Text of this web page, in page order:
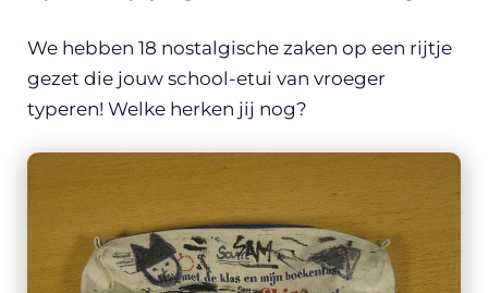
We hebben 18 nostalgische zaken op een rijtje
gezet die jouw school-etui van vroeger
typeren! Welke herken jij nog?